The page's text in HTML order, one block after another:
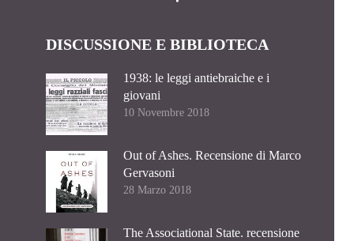
DISCUSSIONE E BIBLIOTECA
1938: le leggi antiebraiche e i
giovani
10 Novembre 2018
Out of Ashes. Recensione di Marco
Gervasoni
28 Marzo 2018
The Associational State. recensione